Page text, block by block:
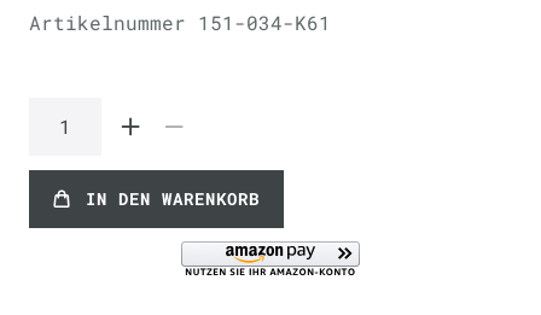
Artikelnummer 151-034-K61
IN DEN WARENKORB